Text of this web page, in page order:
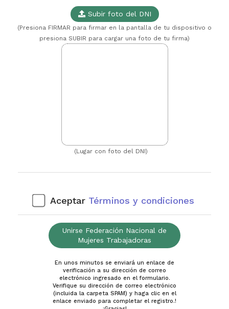
Subir foto del DNI
(Presiona FIRMAR para firmar en la pantalla de tu dispositivo o
presiona SUBIR para cargar una foto de tu firma)
(Lugar con foto del DNI)
Aceptar Términos y condiciones
Unirse Federación Nacional de
Mujeres Trabajadoras
En unos minutos se enviará un enlace de
verificación a su dirección de correo
electrónico ingresado en el formulario.
Verifique su dirección de correo electrónico
(incluida la carpeta SPAM) y haga clic en el
enlace enviado para completar el registro.!